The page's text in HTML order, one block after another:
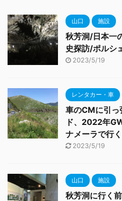
山口 施設
秋芳洞/日本一
史探訪/ポルシ
2023/5/19
レンタカー・車
車のCMに引っ
ド、2022年
ナメーラで行
2023/5/19
山口 施設
秋芳洞に行く